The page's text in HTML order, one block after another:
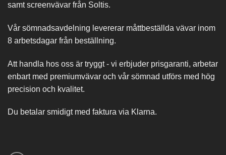
samt screenvävar från Soltis.
Vår sömnadsavdelning levererar måttbeställda vävar inom
8 arbetsdagar från beställning.
Att handla hos oss är tryggt - vi erbjuder prisgaranti, arbetar
enbart med premiumvävar och vår sömnad utförs med hög
precision och kvalitet.
Du betalar smidigt med faktura via Klarna.